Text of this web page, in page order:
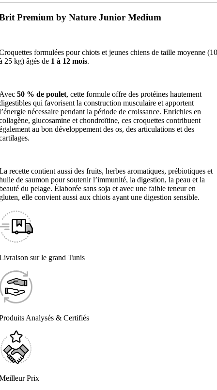
Premium by Nature Junior Medium
formulées pour chiots et jeunes chiens de taille moyenne (10
25 kg) âgés de 1 à 12 mois.
50 % de poulet, cette formule offre des protéines hautement
qui favorisent la construction musculaire et apportent
nécessaire pendant la période de croissance. Enrichies en
glucosamine et chondroïtine, ces croquettes contribuent
au bon développement des os, des articulations et des
recette contient aussi des fruits, herbes aromatiques, prébiotiques et
de saumon pour soutenir l’immunité, la digestion, la peau et la
du pelage. Élaborée sans soja et avec une faible teneur en
elle convient aussi aux chiots ayant une digestion sensible.
sur le grand Tunis
Analysés & Certifiés
Prix